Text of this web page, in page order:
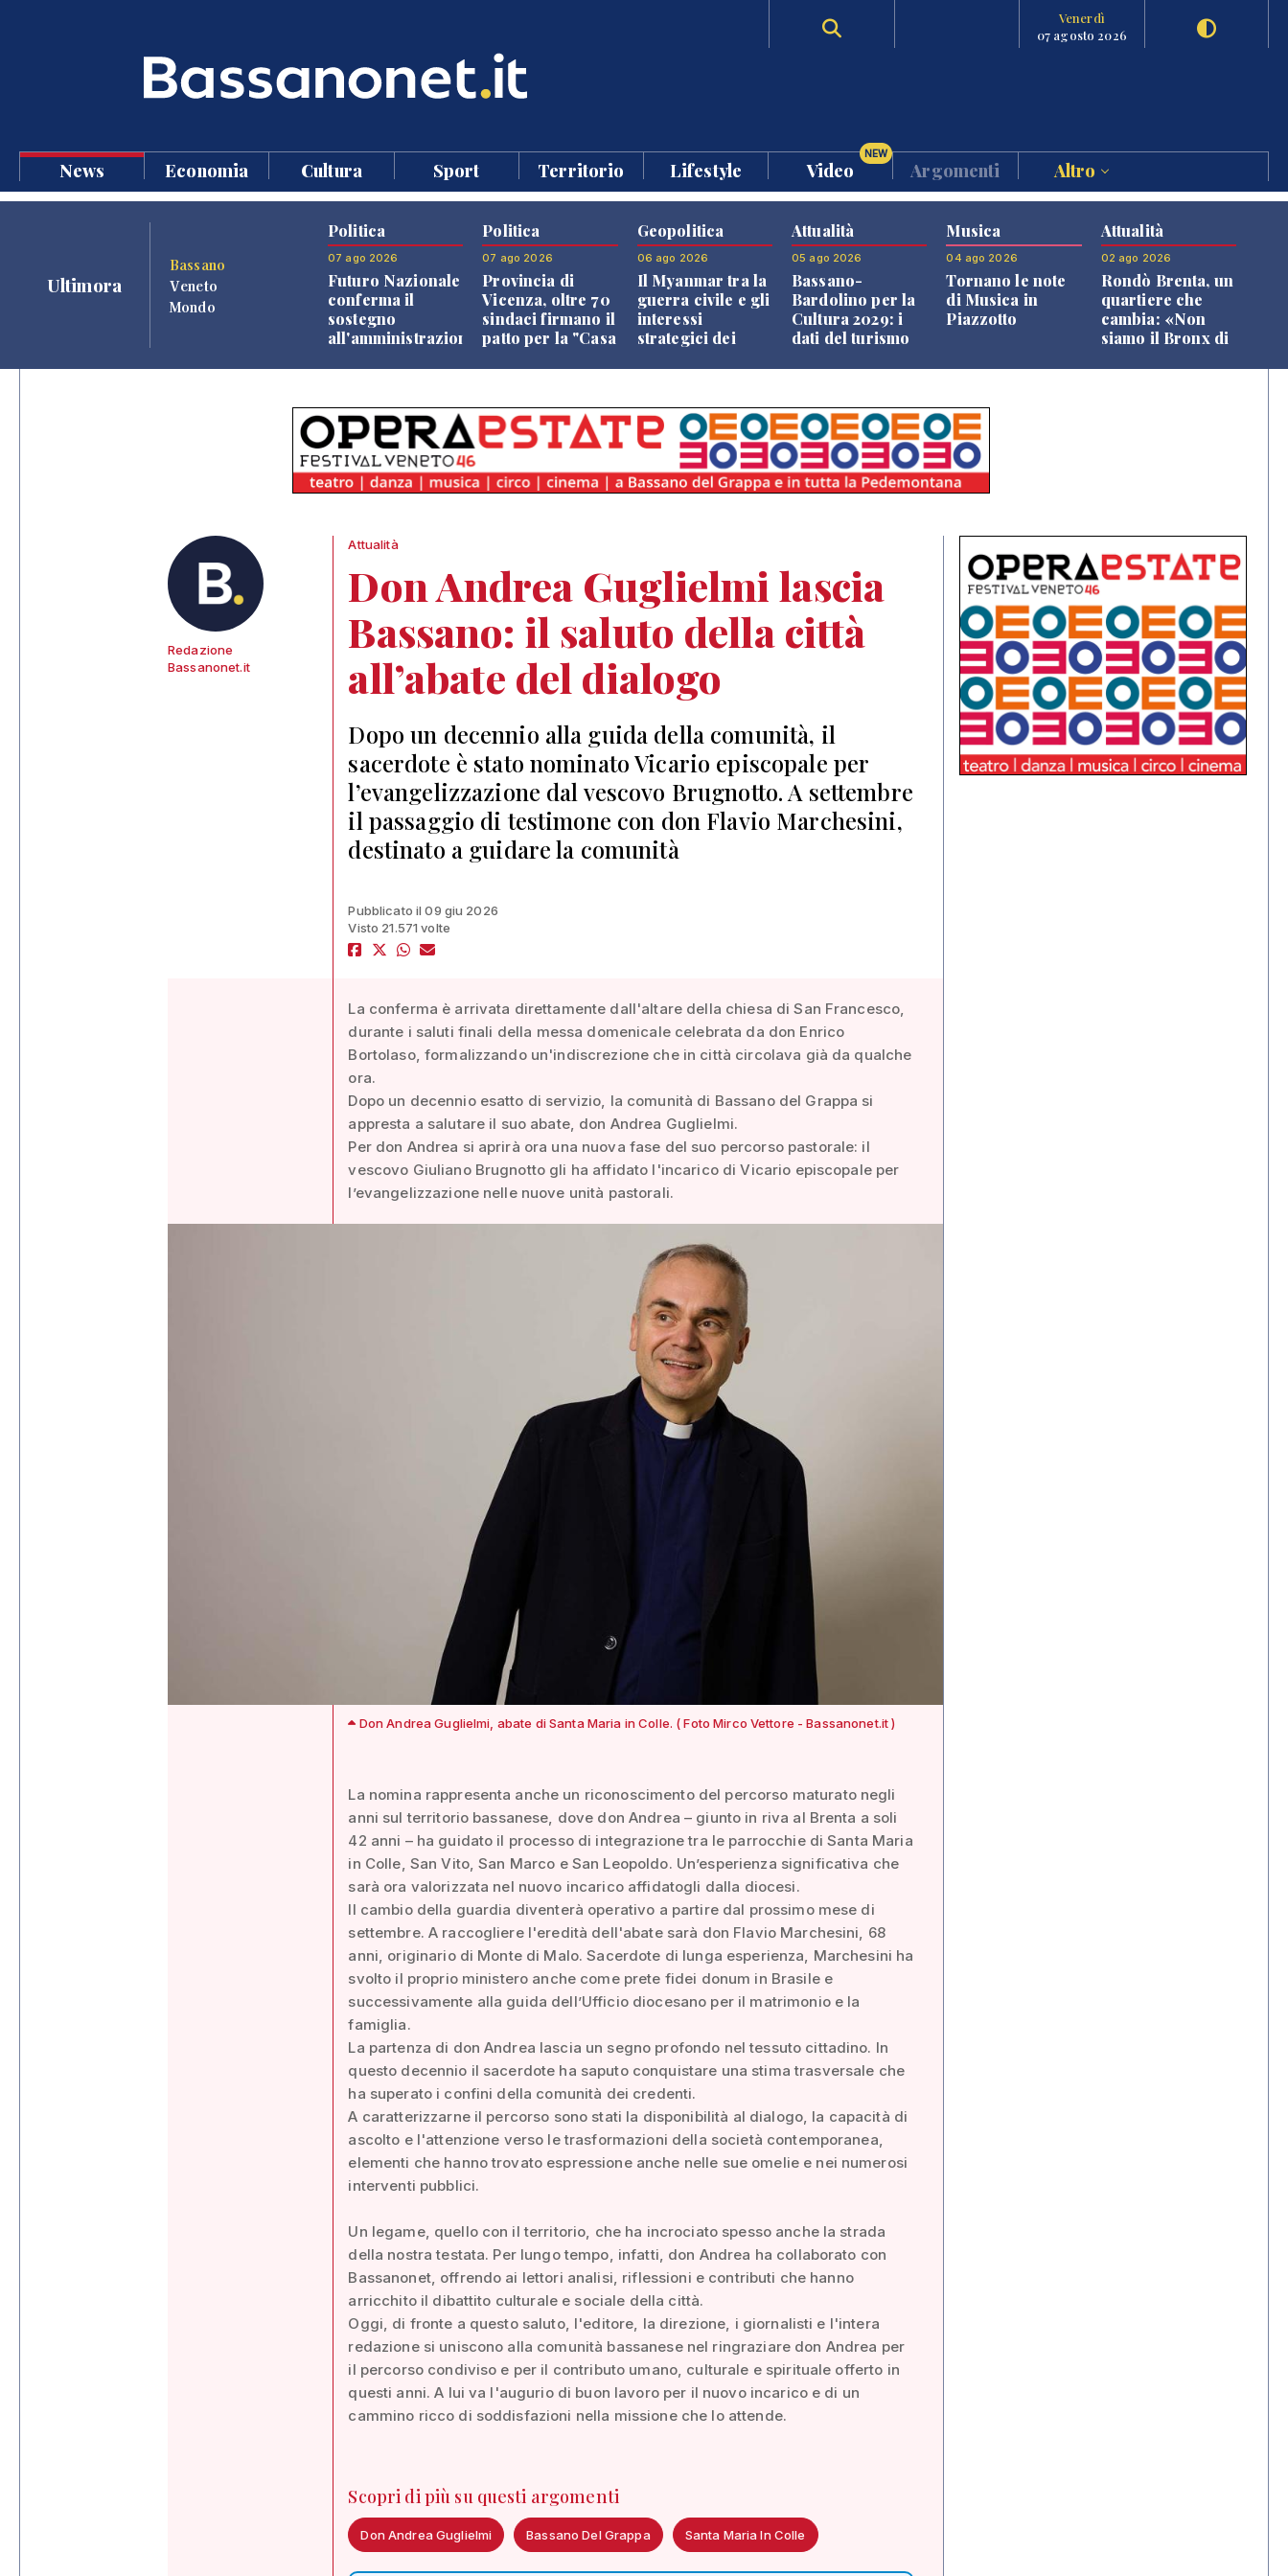
Venerdì
07 agosto 2026
News Economia Cultura Sport Territorio Lifestyle Video
NEW
Argomenti Altro
Ultimora
Bassano
Veneto
Mondo
Politica
07 ago 2026
Futuro Nazionale
conferma il
sostegno
all'amministrazione
Politica
07 ago 2026
Provincia di
Vicenza, oltre 70
sindaci firmano il
patto per la "Casa
Geopolitica
06 ago 2026
Il Myanmar tra la
guerra civile e gli
interessi
strategici dei
Attualità
05 ago 2026
Bassano-
Bardolino per la
Cultura 2029: i
dati del turismo
Musica
04 ago 2026
Tornano le note
di Musica in
Piazzotto
Attualità
02 ago 2026
Rondò Brenta, un
quartiere che
cambia: «Non
siamo il Bronx di
Redazione
Bassanonet.it
Attualità
Don Andrea Guglielmi lascia
Bassano: il saluto della città
all’abate del dialogo
Dopo un decennio alla guida della comunità, il
sacerdote è stato nominato Vicario episcopale per
l’evangelizzazione dal vescovo Brugnotto. A settembre
il passaggio di testimone con don Flavio Marchesini,
destinato a guidare la comunità
Pubblicato il 09 giu 2026
Visto 21.571 volte
La conferma è arrivata direttamente dall'altare della chiesa di San Francesco,
durante i saluti finali della messa domenicale celebrata da don Enrico
Bortolaso, formalizzando un'indiscrezione che in città circolava già da qualche
ora.
Dopo un decennio esatto di servizio, la comunità di Bassano del Grappa si
appresta a salutare il suo abate, don Andrea Guglielmi.
Per don Andrea si aprirà ora una nuova fase del suo percorso pastorale: il
vescovo Giuliano Brugnotto gli ha affidato l'incarico di Vicario episcopale per
l’evangelizzazione nelle nuove unità pastorali.
Don Andrea Guglielmi, abate di Santa Maria in Colle. ( Foto Mirco Vettore - Bassanonet.it )
La nomina rappresenta anche un riconoscimento del percorso maturato negli
anni sul territorio bassanese, dove don Andrea – giunto in riva al Brenta a soli
42 anni – ha guidato il processo di integrazione tra le parrocchie di Santa Maria
in Colle, San Vito, San Marco e San Leopoldo. Un’esperienza significativa che
sarà ora valorizzata nel nuovo incarico affidatogli dalla diocesi.
Il cambio della guardia diventerà operativo a partire dal prossimo mese di
settembre. A raccogliere l'eredità dell'abate sarà don Flavio Marchesini, 68
anni, originario di Monte di Malo. Sacerdote di lunga esperienza, Marchesini ha
svolto il proprio ministero anche come prete fidei donum in Brasile e
successivamente alla guida dell’Ufficio diocesano per il matrimonio e la
famiglia.
La partenza di don Andrea lascia un segno profondo nel tessuto cittadino. In
questo decennio il sacerdote ha saputo conquistare una stima trasversale che
ha superato i confini della comunità dei credenti.
A caratterizzarne il percorso sono stati la disponibilità al dialogo, la capacità di
ascolto e l'attenzione verso le trasformazioni della società contemporanea,
elementi che hanno trovato espressione anche nelle sue omelie e nei numerosi
interventi pubblici.
Un legame, quello con il territorio, che ha incrociato spesso anche la strada
della nostra testata. Per lungo tempo, infatti, don Andrea ha collaborato con
Bassanonet, offrendo ai lettori analisi, riflessioni e contributi che hanno
arricchito il dibattito culturale e sociale della città.
Oggi, di fronte a questo saluto, l'editore, la direzione, i giornalisti e l'intera
redazione si uniscono alla comunità bassanese nel ringraziare don Andrea per
il percorso condiviso e per il contributo umano, culturale e spirituale offerto in
questi anni. A lui va l'augurio di buon lavoro per il nuovo incarico e di un
cammino ricco di soddisfazioni nella missione che lo attende.
Scopri di più su questi argomenti
Don Andrea Guglielmi Bassano Del Grappa Santa Maria In Colle